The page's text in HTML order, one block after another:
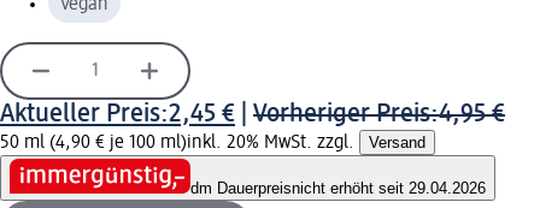
Vegan
Aktueller Preis:2,45 € Vorheriger Preis:4,95 €
50 ml (4,90 € je 100 ml)inkl. 20% MwSt. zzgl. Versand
dm Dauerpreisnicht erhöht seit 29.04.2026